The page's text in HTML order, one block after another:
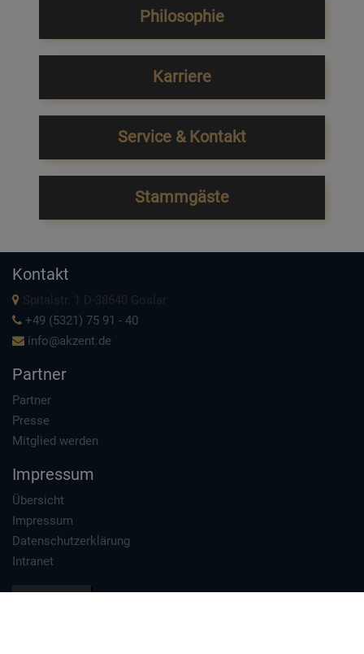
Philosophie
Karriere
Service & Kontakt
Stammgäste
Kontakt
Spitalstr. 1 D-38640 Goslar
+49 (5321) 75 91 - 40
info@akzent.de
Partner
Partner
Presse
Mitglied werden
Impressum
Übersicht
Impressum
Datenschutzerklärung
Intranet